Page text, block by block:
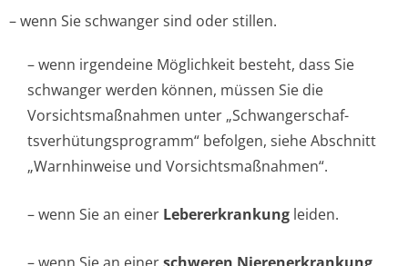
– wenn Sie schwanger sind oder stillen.
– wenn irgendeine Möglichkeit besteht, dass Sie
schwanger werden können, müssen Sie die
Vorsichtsmaßnahmen unter „Schwangerschaf­
tsverhütungspro­gramm“ befolgen, siehe Abschnitt
„Warnhinweise und Vorsichtsmaßnah­men“.
– wenn Sie an einer Lebererkrankung leiden.